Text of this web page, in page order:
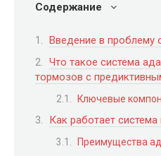
Содержание
Введение в проблему
Что такое система
тормозов с
Ключевые
Как работает
Преимущества